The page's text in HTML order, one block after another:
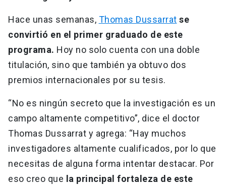
Hace unas semanas, Thomas Dussarrat se
convirtió en el primer graduado de este
programa. Hoy no solo cuenta con una doble
titulación, sino que también ya obtuvo dos
premios internacionales por su tesis.
“No es ningún secreto que la investigación es un
campo altamente competitivo”, dice el doctor
Thomas Dussarrat y agrega: “Hay muchos
investigadores altamente cualificados, por lo que
necesitas de alguna forma intentar destacar. Por
eso creo que la principal fortaleza de este